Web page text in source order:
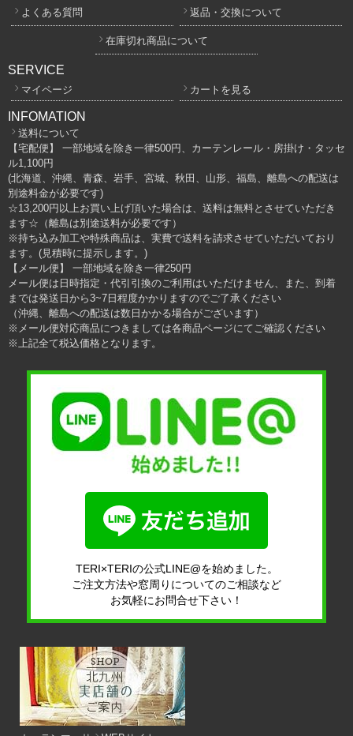
よくある質問 返品・交換について
在庫切れ商品について
SERVICE
マイページ カートを見る
INFOMATION
送料について
【宅配便】 一部地域を除き一律500円、カーテンレール・房掛け・タッセ
ル1,100円
(北海道、沖縄、青森、岩手、宮城、秋田、山形、福島、離島への配送は
別途料金が必要です)
☆13,200円以上お買い上げ頂いた場合は、送料は無料とさせていただき
ます☆（離島は別途送料が必要です）
※持ち込み加工や特殊商品は、実費で送料を請求させていただいており
ます。(見積時に提示します。)
【メール便】 一部地域を除き一律250円
メール便は日時指定・代引引換のご利用はいただけません、また、到着
までは発送日から3~7日程度かかりますのでご了承ください
（沖縄、離島への配送は数日かかる場合がございます）
※メール便対応商品につきましては各商品ページにてご確認ください
※上記全て税込価格となります。
TERI×TERIの公式LINE@を始めました。
ご注文方法や窓周りについてのご相談など
お気軽にお問合せ下さい！